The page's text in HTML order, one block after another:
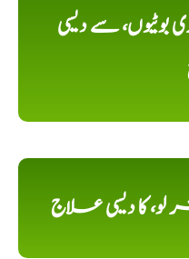
سے دیسی
لو، کا دیسی علاج